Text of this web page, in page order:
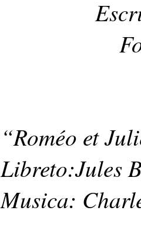
“Roméo et
Libreto:Jules
Musica: